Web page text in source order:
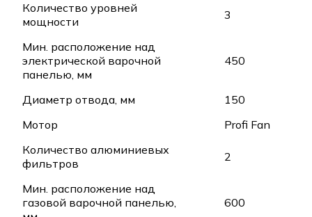
Количество уровней
мощности
3
Мин. расположение над
электрической варочной
панелью, мм
450
Диаметр отвода, мм
150
Мотор
Profi Fan
Количество алюминиевых
фильтров
2
Мин. расположение над
газовой варочной панелью,
600